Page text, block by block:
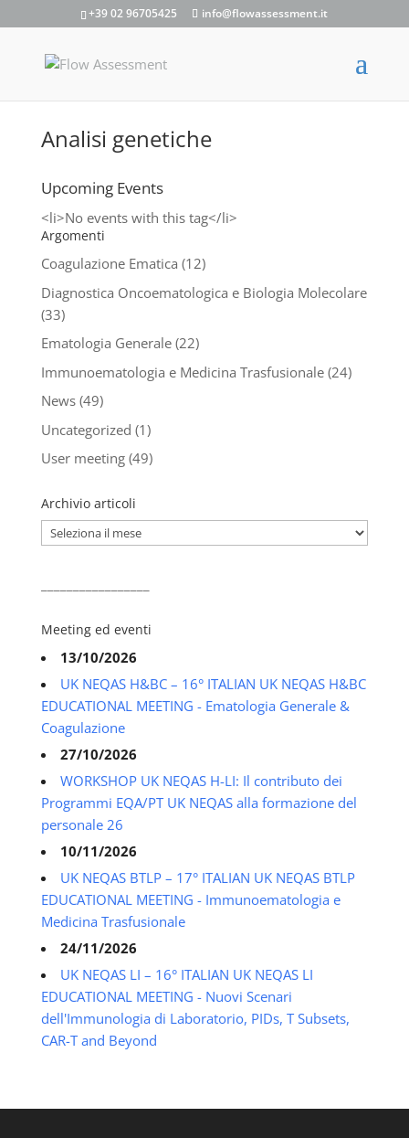
+39 02 96705425 info@flowassessment.it
Analisi genetiche
Upcoming Events
<li>No events with this tag</li>
Argomenti
Coagulazione Ematica (12)
Diagnostica Oncoematologica e Biologia Molecolare
(33)
Ematologia Generale(22)
Immunoematologia e Medicina Trasfusionale(24)
News(49)
Uncategorized (1)
User meeting(49)
Archivio articoli
Archivio
Meeting ed eventi
13/10/2026
UK NEQAS H&BC – 16° ITALIAN UK NEQAS H&BC
EDUCATIONAL MEETING - Ematologia Generale &
Coagulazione
27/10/2026
WORKSHOP UK NEQAS H-LI: Il contributo dei
Programmi EQA/PT UK NEQAS alla formazione del
personale 26
10/11/2026
UK NEQAS BTLP – 17° ITALIAN UK NEQAS BTLP
EDUCATIONAL MEETING - Immunoematologia e
Medicina Trasfusionale
24/11/2026
UK NEQAS LI – 16° ITALIAN UK NEQAS LI
EDUCATIONAL MEETING - Nuovi Scenari
dell'Immunologia di Laboratorio, PIDs, T Subsets,
CAR-T and Beyond